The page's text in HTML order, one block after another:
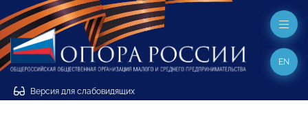
Версия для слабовидящих
EN